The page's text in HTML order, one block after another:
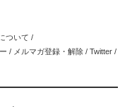
ついて /
/ メルマガ登録・解除 / Twitter /